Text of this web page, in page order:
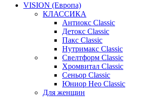
VISION (Европа)
КЛАССИКА
Антиокс Classic
Детокс Classic
Пакс Classic
Нутримакс Classic
Свелтформ Classic
Хромвитал Classic
Сеньор Classic
Юниор Нео Classic
Для женщин